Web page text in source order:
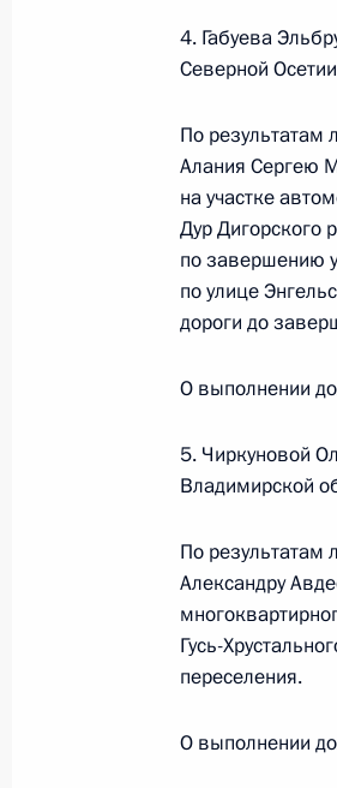
Федерации в
в Москве 6
О ходе
жителя
Российской
Федерации в
19 января 2023
жительницы
Российской
Президента
Российской
19 января 2023
4. Габуева
Северной
По результатам
Алания Сергею
на участке
Дур Дигорского
по завершению
по улице
дороги до
О выполнении
5. Чиркуновой
Владимирской
По результатам
Александру
Гусь-
переселения.
О выполнении